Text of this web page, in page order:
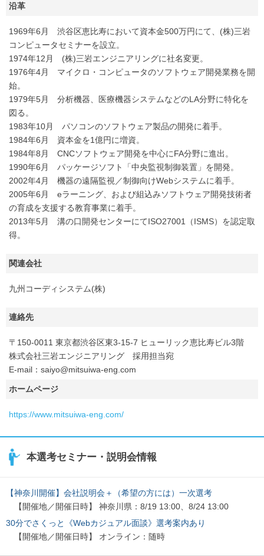
沿革
1969年6月 渋谷区恵比寿において資本金500万円にて、(株)三岩
コンピュータセミナーを設立。
1974年12月 (株)三岩エンジニアリングに社名変更。
1976年4月 マイクロ・コンピュータのソフトウェア開発業務を開
始。
1979年5月 分析機器、医療機器システムなどのLA分野に特化を
図る。
1983年10月 パソコンのソフトウェア製品の開発に着手。
1984年6月 資本金を1億円に増資。
1984年8月 CNCソフトウェア開発を中心にFA分野に進出。
1990年6月 パッケージソフト「中央監視制御装置」を開発。
2002年4月 機器の遠隔監視／制御向けWebシステムに着手。
2005年6月 eラーニング、および組込みソフトウェア開発技術者
の育成を支援する教育事業に着手。
2013年5月 溝の口開発センターにてISO27001（ISMS）を認定取
得。
関連会社
九州コーディシステム(株)
連絡先
〒150-0011 東京都渋谷区東3-15-7 ヒューリック恵比寿ビル3階
株式会社三岩エンジニアリング 採用担当宛
E-mail：saiyo@mitsuiwa-eng.com
ホームページ
https://www.mitsuiwa-eng.com/
本選考セミナー・説明会情報
【神奈川開催】会社説明会＋（希望の方には）一次選考
【開催地／開催日時】 神奈川県：8/19 13:00、8/24 13:00
30分でさくっと《Webカジュアル面談》選考案内あり
【開催地／開催日時】 オンライン：随時